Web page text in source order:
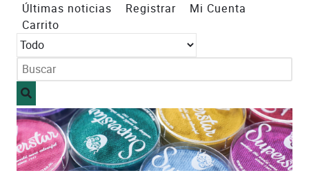
Últimas noticias Registrar
Mi Cuenta
Carrito